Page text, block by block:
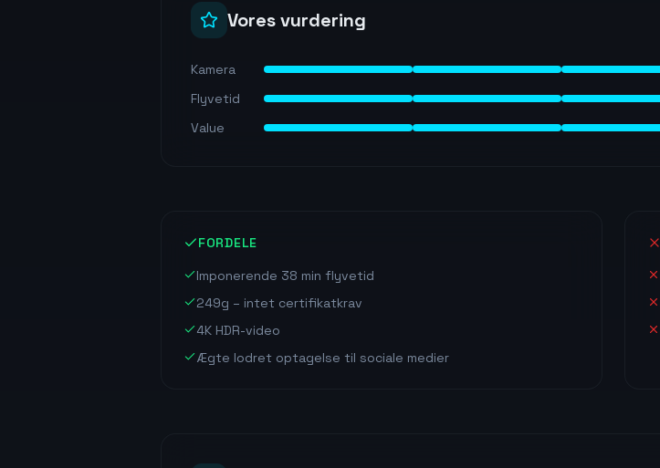
Vores vurdering
Kamera
Flyvetid
Value
FORDELE
Imponerende 38 min flyvetid
249g – intet certifikatkrav
4K HDR-video
Ægte lodret optagelse til sociale medier